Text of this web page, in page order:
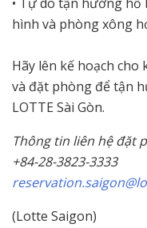
hình và phòng xông
Hãy lên kế hoạch
và đặt phòng để tận
LOTTE Sài Gòn.
Thông tin liên hệ đặt
+84-28-3823-3333
(Lotte Saigon)